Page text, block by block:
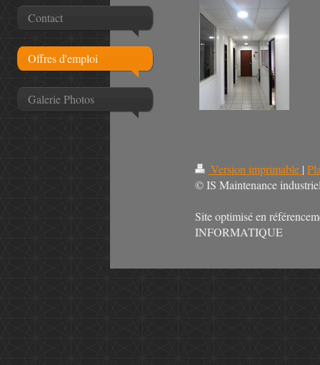
Contact
Offres d'emploi
Galerie Photos
Version imprimable |
© IS Maintenance
Site optimisé en
INFORMATIQUE